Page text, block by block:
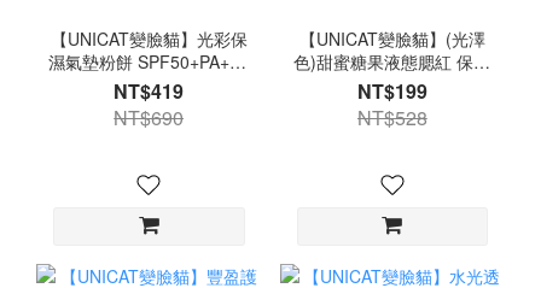
【UNICAT變臉貓】光彩保
濕氣墊粉餅 SPF50+PA+++
防曬粉底 底妝
NT$419
NT$690
【UNICAT變臉貓】(光澤
色)甜蜜糖果液態腮紅 保濕
好推 不卡 薄擦或疊擦都不
怕和底妝打架 出清良品
NT$199
NT$528